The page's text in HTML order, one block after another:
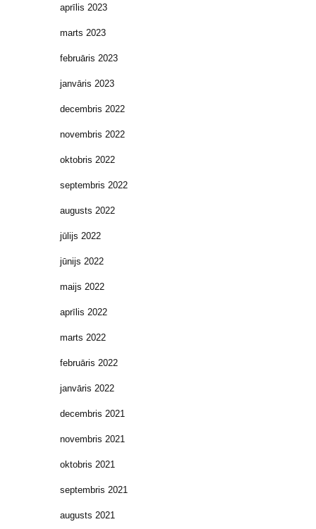
aprīlis 2023
marts 2023
februāris 2023
janvāris 2023
decembris 2022
novembris 2022
oktobris 2022
septembris 2022
augusts 2022
jūlijs 2022
jūnijs 2022
maijs 2022
aprīlis 2022
marts 2022
februāris 2022
janvāris 2022
decembris 2021
novembris 2021
oktobris 2021
septembris 2021
augusts 2021